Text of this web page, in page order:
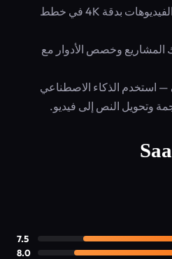
— عرض الفيديوهات بدقة 4K في خطط
وخصص الأدوار مع
— استخدم الذكاء الاصطناعي
وتحويل النص إلى فيديو.
7.5
8.0